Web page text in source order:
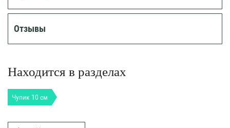
Отзывы
Находится в разделах
Чупик 10 см